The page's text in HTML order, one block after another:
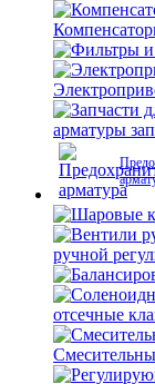
арматуры
ручной
отсечные